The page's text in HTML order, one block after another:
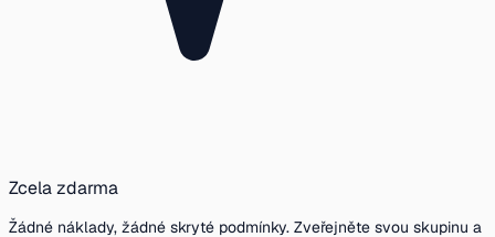
Zcela zdarma
Žádné náklady, žádné skryté podmínky. Zveřejněte svou skupinu a